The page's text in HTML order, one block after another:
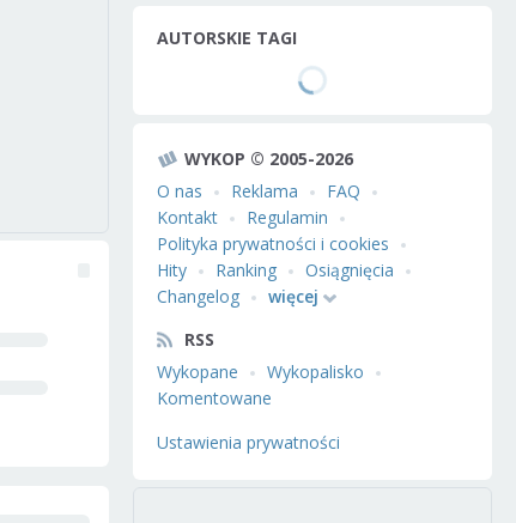
AUTORSKIE TAGI
WYKOP © 2005-2026
O nas
Reklama
FAQ
Kontakt
Regulamin
Polityka prywatności i cookies
Hity
Ranking
Osiągnięcia
Changelog
więcej
RSS
Wykopane
Wykopalisko
Komentowane
Ustawienia prywatności